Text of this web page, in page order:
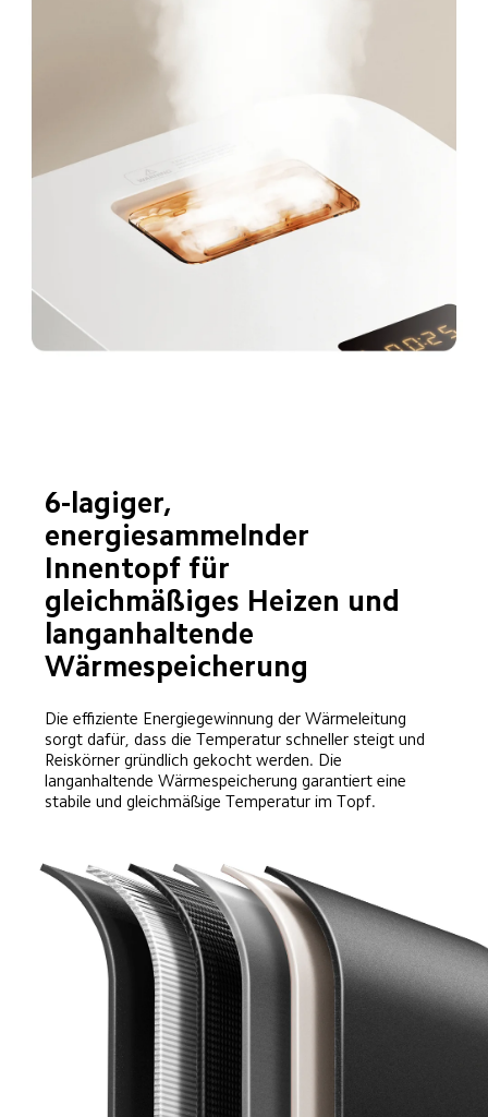
6-lagiger,
energiesammelnder
Innentopf für
gleichmäßiges Heizen und
langanhaltende
Wärmespeicherung
Die effiziente Energiegewinnung der Wärmeleitung
sorgt dafür, dass die Temperatur schneller steigt und
Reiskörner gründlich gekocht werden. Die
langanhaltende Wärmespeicherung garantiert eine
stabile und gleichmäßige Temperatur im Topf.